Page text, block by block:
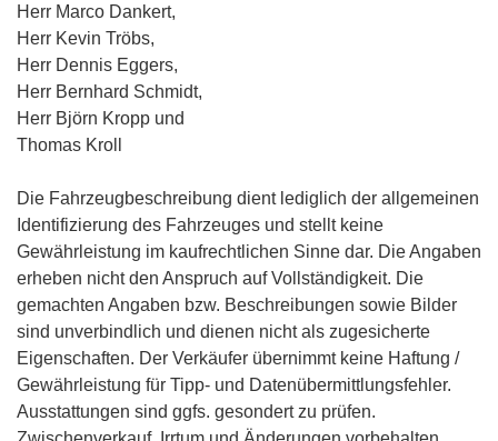
Herr Marco Dankert,
Herr Kevin Tröbs,
Herr Dennis Eggers,
Herr Bernhard Schmidt,
Herr Björn Kropp und
Thomas Kroll
Die Fahrzeugbeschreibung dient lediglich der allgemeinen
Identifizierung des Fahrzeuges und stellt keine
Gewährleistung im kaufrechtlichen Sinne dar. Die Angaben
erheben nicht den Anspruch auf Vollständigkeit. Die
gemachten Angaben bzw. Beschreibungen sowie Bilder
sind unverbindlich und dienen nicht als zugesicherte
Eigenschaften. Der Verkäufer übernimmt keine Haftung /
Gewährleistung für Tipp- und Datenübermittlungsfehler.
Ausstattungen sind ggfs. gesondert zu prüfen.